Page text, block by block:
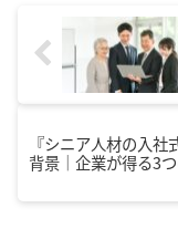
『シニア人材の入
背景｜企業が得る3